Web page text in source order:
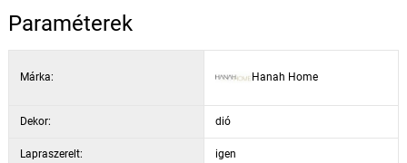
konstrukció: fém lábak és fogantyúk
Paraméterek
Márka: Hanah Home
Dekor: dió
Lapraszerelt: igen